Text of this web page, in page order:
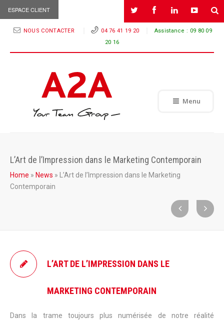
ESPACE CLIENT
NOUS CONTACTER 04 76 41 19 20 Assistance : 09 80 09
20 16
Menu
L’Art de l’Impression dans le Marketing Contemporain
Home » News » L’Art de l’Impression dans le Marketing
Contemporain
L’ART DE L’IMPRESSION DANS LE
MARKETING CONTEMPORAIN
Dans la trame toujours plus numérisée de notre réalité